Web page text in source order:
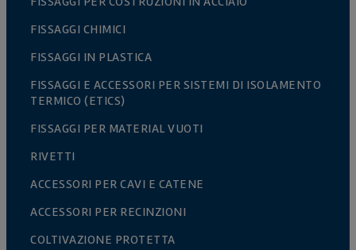
FISSAGGI CHIMICI
FISSAGGI IN PLASTICA
FISSAGGI E ACCESSORI PER SISTEMI DI ISOLAMENTO
TERMICO (ETICS)
FISSAGGI PER MATERIAL VUOTI
RIVETTI
ACCESSORI PER CAVI E CATENE
ACCESSORI PER RECINZIONI
COLTIVAZIONE PROTETTA